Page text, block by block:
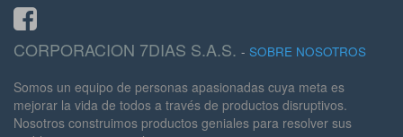
CORPORACION 7DIAS S.A.S. - SOBRE NOSOTROS
Somos un equipo de personas apasionadas cuya meta es
mejorar la vida de todos a través de productos disruptivos.
Nosotros construimos productos geniales para resolver sus